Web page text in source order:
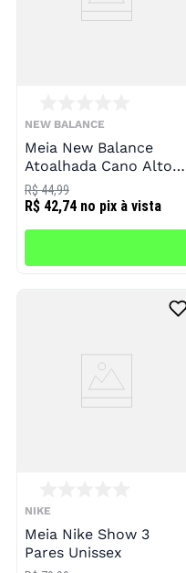
NEW BALANCE
Meia New Balance
Atoalhada Cano Alto 3
Pares Infantil
R$ 42,74 no pix à vista
R$ 44,99
NIKE
Meia Nike Show 3
Pares Unissex